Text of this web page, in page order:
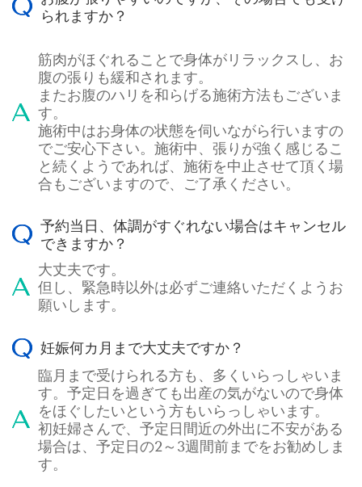
られますか？
筋肉がほぐれることで身体がリラックスし、お
腹の張りも緩和されます。
またお腹のハリを和らげる施術方法もございま
す。
施術中はお身体の状態を伺いながら行いますの
でご安心下さい。施術中、張りが強く感じるこ
と続くようであれば、施術を中止させて頂く場
合もございますので、ご了承ください。
予約当日、体調がすぐれない場合はキャンセル
できますか？
大丈夫です。
但し、緊急時以外は必ずご連絡いただくようお
願いします。
妊娠何カ月まで大丈夫ですか？
臨月まで受けられる方も、多くいらっしゃいま
す。予定日を過ぎても出産の気がないので身体
をほぐしたいという方もいらっしゃいます。
初妊婦さんで、予定日間近の外出に不安がある
場合は、予定日の2～3週間前までをお勧めしま
す。